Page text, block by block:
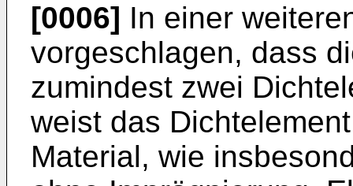
[0006] In einer
vorgeschlagen, dass
zumindest zwei
weist das
Material, wie